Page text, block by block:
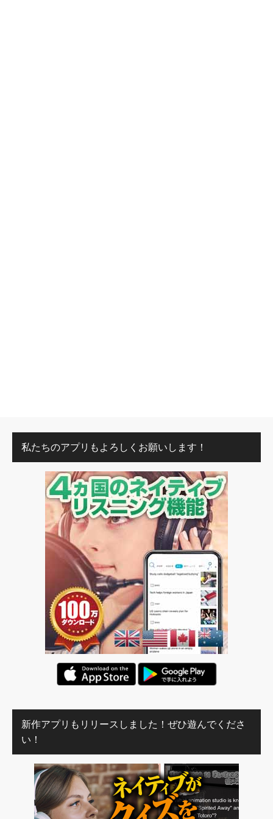
私たちのアプリもよろしくお願いします！
新作アプリもリリースしました！ぜひ遊んでくださ
い！